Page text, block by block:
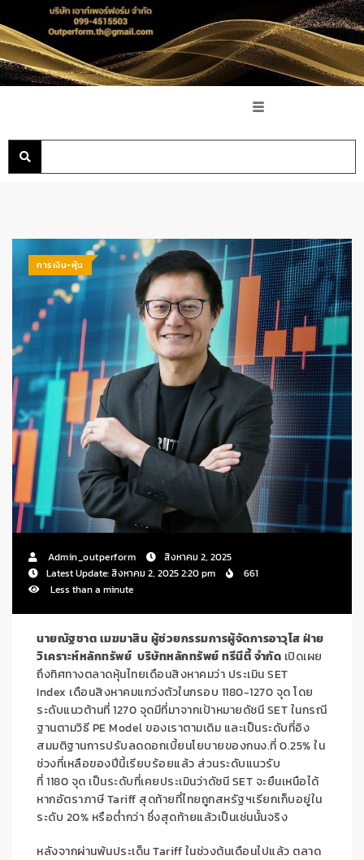
การเงิน-หุ้น
Admin_outperform
สิงหาคม 2, 2025
Latest Update: สิงหาคม 2, 2025 2:20 pm
661
Less than a minute
นายณัฐชาต เมฆมาสินผู้ช่วยกรรมการผู้จัดการอาวุโส ฝ่าย
วิเคราะห์หลักทรัพย์ บริษัทหลักทรัพย์ ทรีนีตี้ จำกัด เปิดเผย
ถึงทิศทางตลาดหุ้นไทยเดือนสิงหาคมว่า ประเมินSET
Index เดือนสิงหาคมแกว่งตัวในกรอบ 1180-1270 จุด โดย
ระดับแนวต้านที่1270 จุดมีที่มาจากเป้าหมายดัชนีSETในกรณี
ฐานตามวิธีPE Model ของเราตามเดิม และเป็นระดับที่อิง
สมมติฐานการปรับลดดอกเบี้ยนโยบายของกนง.ที่0.25%ใน
ช่วงที่เหลือของปีนี้เรียบร้อยแล้ว ส่วนระดับแนวรับ
ที่1180 จุด เป็นระดับที่เคยประเมินว่าดัชนีSET จะยืนเหนือได้
หากอัตราภาษีTariff สุดท้ายที่ไทยถูกสหรัฐฯเรียกเก็บอยู่ใน
ระดับ 20% หรือต่ำกว่า ซึ่งสุดท้ายแล้วเป็นเช่นนั้นจริง
หลังจากผ่านพ้นประเด็นTariffในช่วงต้นเดือนไปแล้ว ตลาด